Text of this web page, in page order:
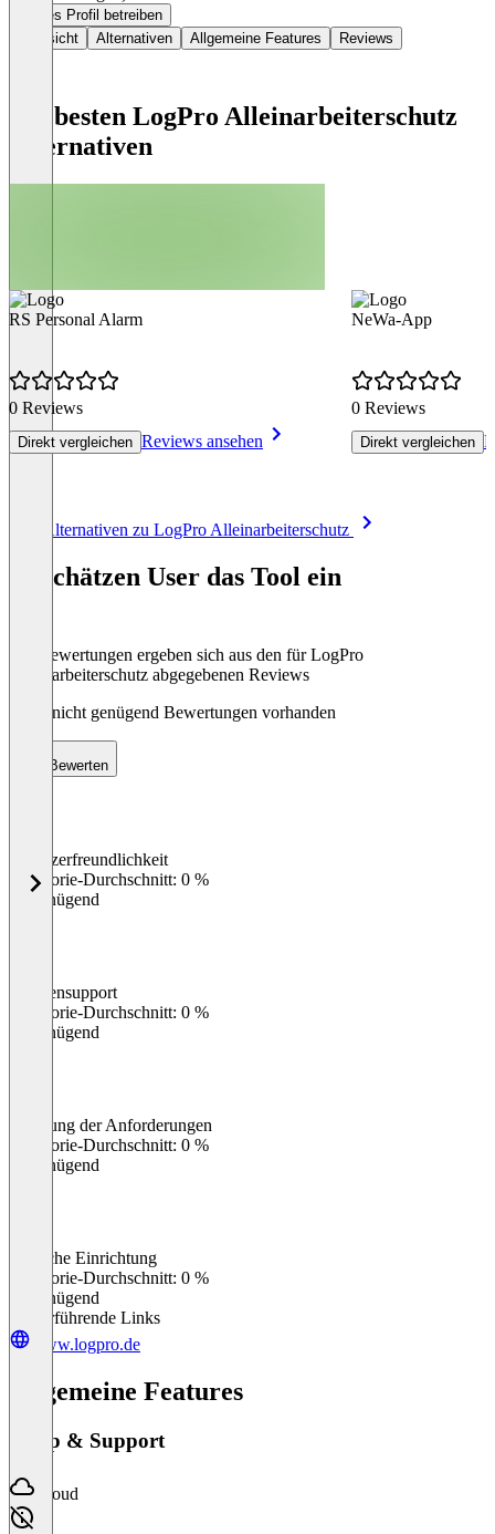
Dieses Profil betreiben
Übersicht
Alternativen Allgemeine Features Reviews
Die besten LogPro Alleinarbeiterschutz
Alternativen
RS Personal Alarm
0 Reviews
Direkt vergleichen Reviews ansehen
NeWa-App
0 Reviews
Direkt vergleichen
Alle Alternativen zu LogPro Alleinarbeiterschutz
So schätzen User das Tool ein
Die Bewertungen ergeben sich aus den für LogPro
Alleinarbeiterschutz abgegebenen Reviews
Noch nicht genügend Bewertungen vorhanden
Bewerten
Benutzerfreundlichkeit
Kategorie-Durchschnitt: 0 %
Ungenügend
Kundensupport
Kategorie-Durchschnitt: 0 %
Ungenügend
Erfüllung der Anforderungen
Kategorie-Durchschnitt: 0 %
Ungenügend
Einfache Einrichtung
Kategorie-Durchschnitt: 0 %
Ungenügend
Weiterführende Links
www.logpro.de
Allgemeine Features
Setup & Support
Cloud